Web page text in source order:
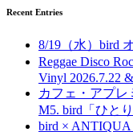
Recent Entries
8/19（水）bird
Reggae Disco
Vinyl 2026.7.22
カフェ・アプ
M5. bird「ひと
bird ×